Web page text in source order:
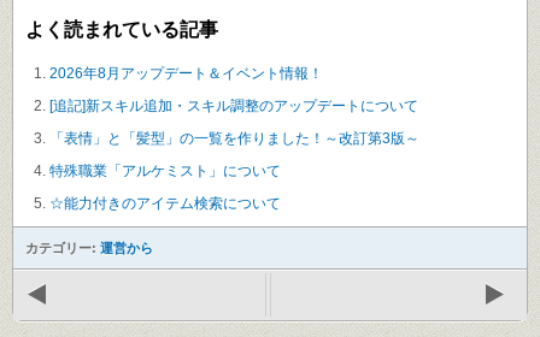
よく読まれている記事
2026年8月アップデート＆イベント情報！
[追記]新スキル追加・スキル調整のアップデートについて
「表情」と「髪型」の一覧を作りました！～改訂第3版～
特殊職業「アルケミスト」について
☆能力付きのアイテム検索について
カテゴリー: 運営から